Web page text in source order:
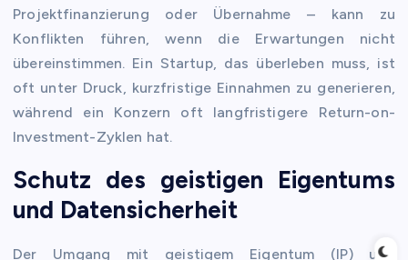
Projektfinanzierung oder Übernahme – kann zu
Konflikten führen, wenn die Erwartungen nicht
übereinstimmen. Ein Startup, das überleben muss, ist
oft unter Druck, kurzfristige Einnahmen zu generieren,
während ein Konzern oft langfristigere Return-on-
Investment-Zyklen hat.
Schutz des geistigen Eigentums
und Datensicherheit
Der Umgang mit geistigem Eigentum (IP) und